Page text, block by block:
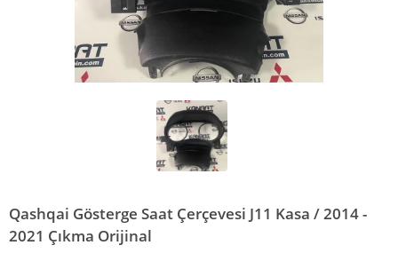
Qashqai Gösterge Saat Çerçevesi J11 Kasa / 2014 -
2021 Çıkma Orijinal